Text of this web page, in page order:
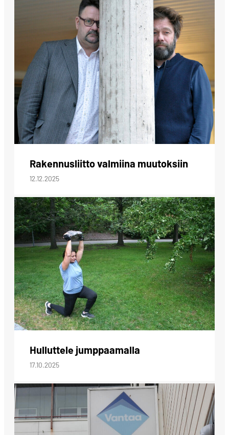
Rakennusliitto valmiina muutoksiin
12.12.2025
Hulluttele jumppaamalla
17.10.2025